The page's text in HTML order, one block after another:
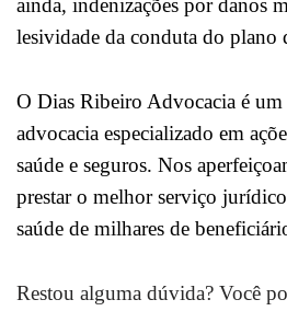
ainda, indenizações por danos
lesividade da conduta do plano
O Dias Ribeiro Advocacia é
advocacia especializado em
saúde e seguros. Nos
prestar o melhor serviço
saúde de milhares de
Restou alguma dúvida? Você